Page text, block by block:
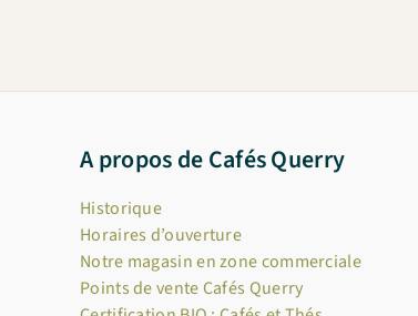
A propos de Cafés Querry
Historique
Horaires d’ouverture
Notre magasin en zone commerciale
Points de vente Cafés Querry